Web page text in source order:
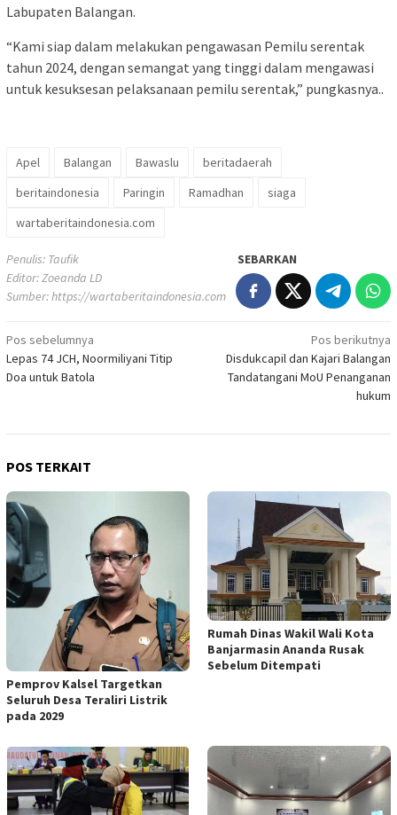
Labupaten Balangan.
“Kami siap dalam melakukan pengawasan Pemilu serentak
tahun 2024, dengan semangat yang tinggi dalam mengawasi
untuk kesuksesan pelaksanaan pemilu serentak,” pungkasnya..
Apel Balangan Bawaslu
beritadaerah
beritaindonesia
Paringin Ramadhan
siaga
wartaberitaindonesia.com
Penulis: Taufik
Editor: Zoeanda LD
Sumber:https://wartaberitaindonesia.com
SEBARKAN
Navigasi
pos
Pos sebelumnya
Lepas 74 JCH, Noormiliyani Titip
Doa untuk Batola
Pos berikutnya
Disdukcapil dan Kajari Balangan
Tandatangani MoU Penanganan
hukum
POS TERKAIT
Pemprov Kalsel Targetkan
Seluruh Desa Teraliri Listrik
pada 2029
Rumah Dinas Wakil Wali Kota
Banjarmasin Ananda Rusak
Sebelum Ditempati